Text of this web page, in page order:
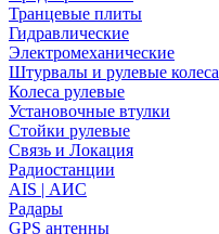
Транцевые плиты
Гидравлические
Электромеханические
Штурвалы и рулевые колеса
Колеса рулевые
Установочные втулки
Стойки рулевые
Связь и Локация
Радиостанции
AIS | АИС
Радары
GPS антенны